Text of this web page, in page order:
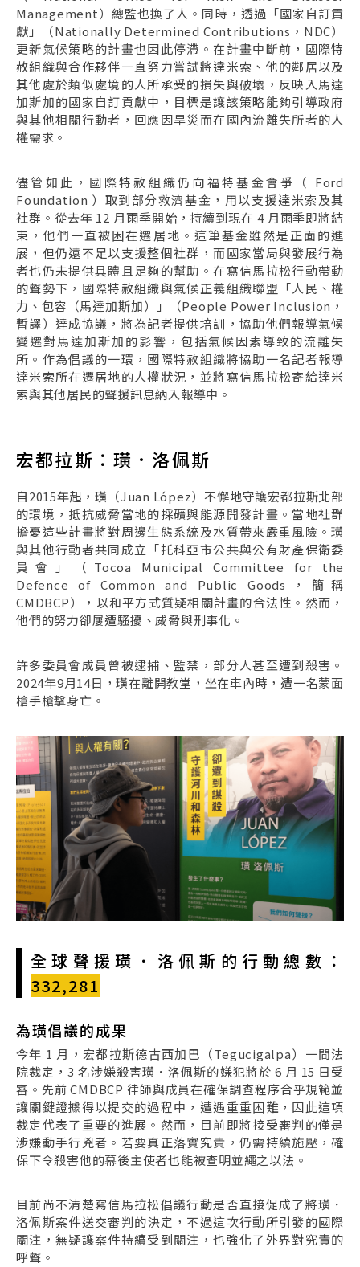
Management）總監也換了人。同時，透過「國家自訂貢
獻」（Nationally Determined Contributions，NDC）
更新氣候策略的計畫也因此停滯。在計畫中斷前，國際特
赦組織與合作夥伴一直努力嘗試將達米索、他的鄰居以及
其他處於類似處境的人所承受的損失與破壞，反映入馬達
加斯加的國家自訂貢獻中，目標是讓該策略能夠引導政府
與其他相關行動者，回應因旱災而在國內流離失所者的人
權需求。
儘管如此，國際特赦組織仍向福特基金會爭（ Ford
Foundation ）取到部分救濟基金，用以支援達米索及其
社群。從去年 12 月雨季開始，持續到現在 4 月雨季即將結
束，他們一直被困在遷居地。這筆基金雖然是正面的進
展，但仍遠不足以支援整個社群，而國家當局與發展行為
者也仍未提供具體且足夠的幫助。在寫信馬拉松行動帶動
的聲勢下，國際特赦組織與氣候正義組織聯盟「人民、權
力、包容（馬達加斯加）」（People Power Inclusion，
暫譯）達成協議，將為記者提供培訓，協助他們報導氣候
變遷對馬達加斯加的影響，包括氣候因素導致的流離失
所。作為倡議的一環，國際特赦組織將協助一名記者報導
達米索所在遷居地的人權狀況，並將寫信馬拉松寄給達米
索與其他居民的聲援訊息納入報導中。
宏都拉斯：璜．洛佩斯
自2015年起，璜（Juan López）不懈地守護宏都拉斯北部
的環境，抵抗威脅當地的採礦與能源開發計畫。當地社群
擔憂這些計畫將對周邊生態系統及水質帶來嚴重風險。璜
與其他行動者共同成立「托科亞市公共與公有財產保衛委
員會」（Tocoa Municipal Committee for the
Defence of Common and Public Goods，簡稱
CMDBCP），以和平方式質疑相關計畫的合法性。然而，
他們的努力卻屢遭騷擾、威脅與刑事化。
許多委員會成員曾被逮捕、監禁，部分人甚至遭到殺害。
2024年9月14日，璜在離開教堂，坐在車內時，遭一名蒙面
槍手槍擊身亡。
全球聲援璜．洛佩斯的行動總數：
332,281
為璜倡議的成果
今年 1 月，宏都拉斯德古西加巴（Tegucigalpa）一間法
院裁定，3 名涉嫌殺害璜．洛佩斯的嫌犯將於 6 月 15 日受
審。先前 CMDBCP 律師與成員在確保調查程序合乎規範並
讓關鍵證據得以提交的過程中，遭遇重重困難，因此這項
裁定代表了重要的進展。然而，目前即將接受審判的僅是
涉嫌動手行兇者。若要真正落實究責，仍需持續施壓，確
保下令殺害他的幕後主使者也能被查明並繩之以法。
目前尚不清楚寫信馬拉松倡議行動是否直接促成了將璜．
洛佩斯案件送交審判的決定，不過這次行動所引發的國際
關注，無疑讓案件持續受到關注，也強化了外界對究責的
呼聲。